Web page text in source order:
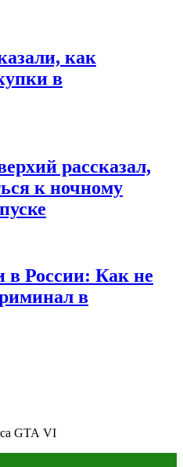
как
в
рассказал,
к ночному
в России: Как не
в
GTA VI